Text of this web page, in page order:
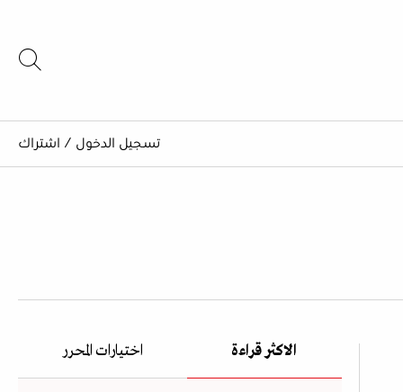
تسجيل الدخول / اشتراك
الاكثر قراءة اختيارات المحرر